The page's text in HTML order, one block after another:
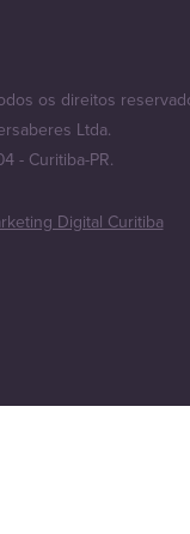
os direitos
Ltda.
- Curitiba-PR.
Digital Curitiba